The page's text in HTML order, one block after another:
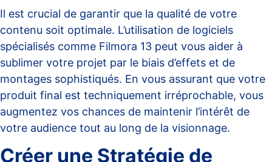
Il est crucial de garantir que la qualité de votre
contenu soit optimale. L’utilisation de logiciels
spécialisés comme Filmora 13 peut vous aider à
sublimer votre projet par le biais d’effets et de
montages sophistiqués. En vous assurant que votre
produit final est techniquement irréprochable, vous
augmentez vos chances de maintenir l’intérêt de
votre audience tout au long de la visionnage.
Créer une Stratégie de